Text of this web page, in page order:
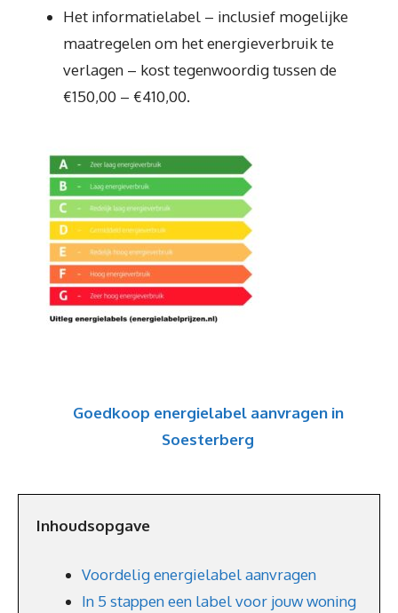
Het informatielabel – inclusief mogelijke
maatregelen om het energieverbruik te
verlagen – kost tegenwoordig tussen de
€150,00 – €410,00.
Goedkoop energielabel aanvragen in
Soesterberg
Inhoudsopgave
Voordelig energielabel aanvragen
In 5 stappen een label voor jouw woning